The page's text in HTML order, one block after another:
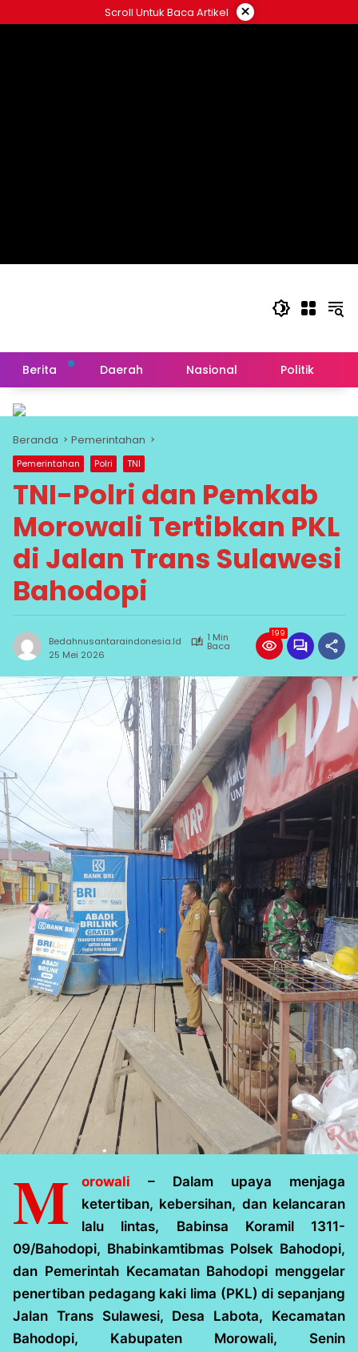
ke
Scroll Untuk Baca Artikel ×
Berita Daerah Nasional Politik
Beranda Pemerintahan
Pemerintahan Polri TNI
TNI-Polri dan Pemkab
Morowali Tertibkan PKL
di Jalan Trans Sulawesi
Bahodopi
Bedahnusantaraindonesia.id 1 Min
Baca
25 Mei 2026
199
M orowali – Dalam upaya menjaga
ketertiban, kebersihan, dan kelancaran
lalu lintas, Babinsa Koramil 1311-
09/Bahodopi, Bhabinkamtibmas Polsek Bahodopi,
dan Pemerintah Kecamatan Bahodopi menggelar
penertiban pedagang kaki lima (PKL) di sepanjang
Jalan Trans Sulawesi, Desa Labota, Kecamatan
Bahodopi, Kabupaten Morowali, Senin